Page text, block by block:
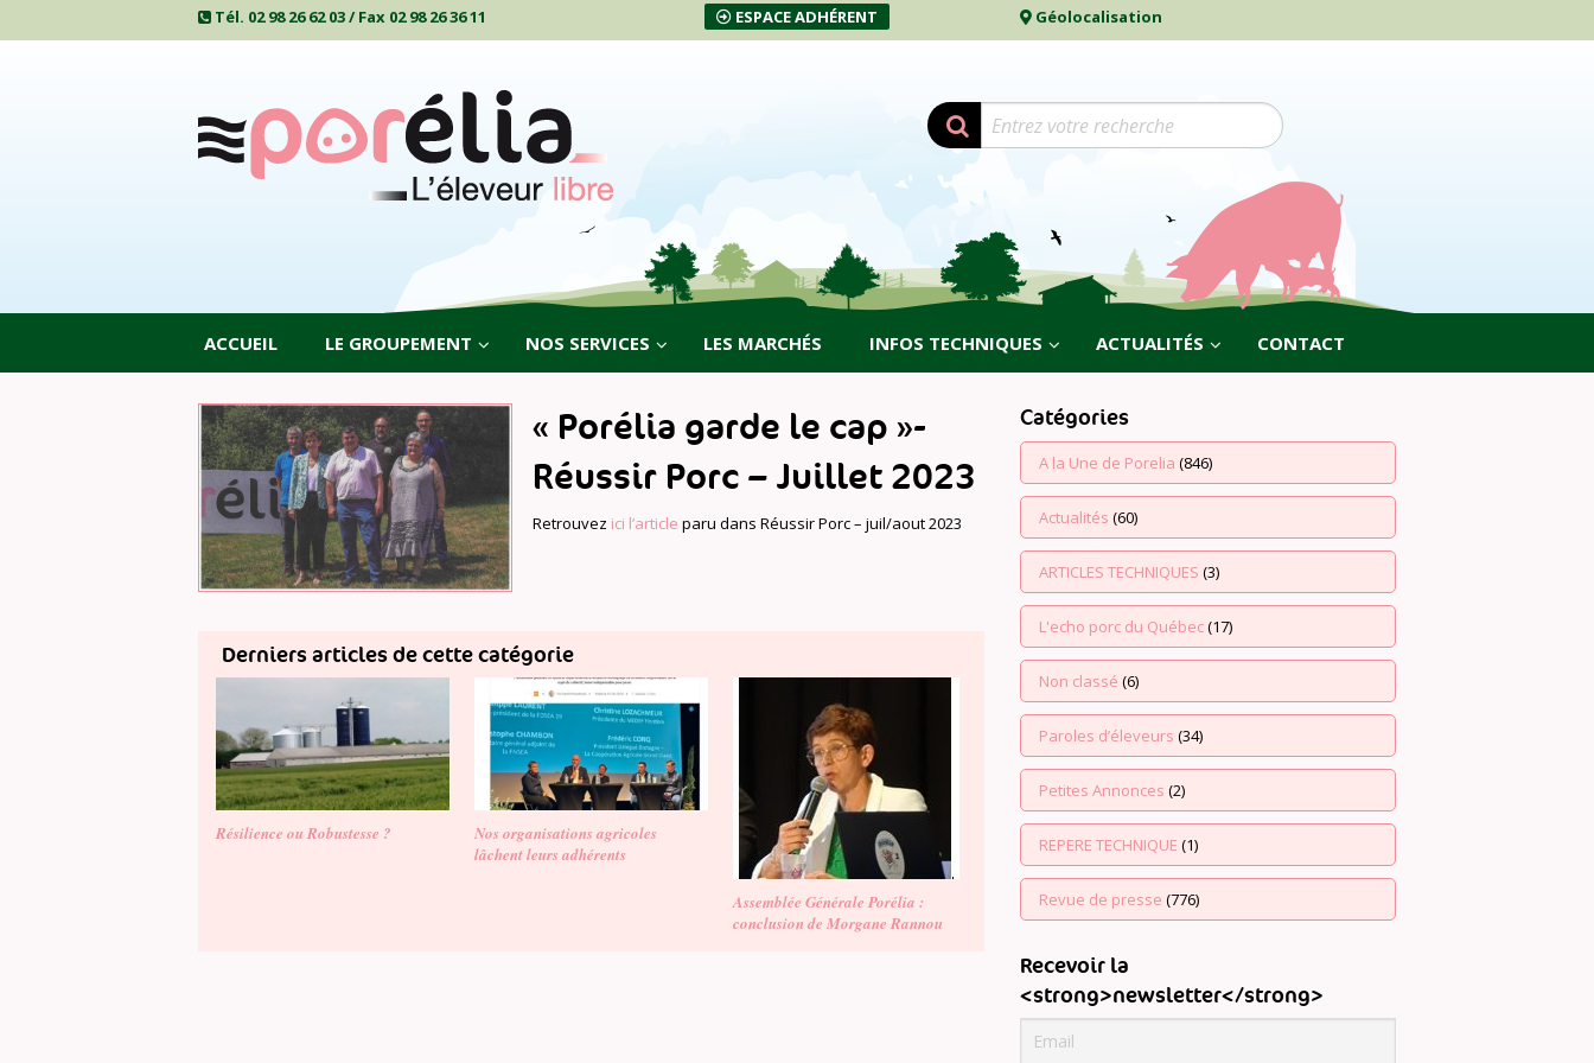
Tél. 02 98 26 62 03 / Fax 02 98 26 36 11 ESPACE ADHÉRENT Géolocalisation
ACCUEIL LE GROUPEMENT NOS SERVICES LES MARCHÉS INFOS TECHNIQUES ACTUALITÉS CONTACT
« Porélia garde le cap »-
Réussir Porc – Juillet 2023
Retrouvez ici l’article paru dans Réussir Porc – juil/aout 2023
Derniers articles de cette catégorie
Résilience ou Robustesse ?
Nos organisations agricoles
lâchent leurs adhérents
Assemblée Générale Porélia :
conclusion de Morgane Rannou
Catégories
A la Une de Porelia (846)
Actualités (60)
ARTICLES TECHNIQUES (3)
L'echo porc du Québec(17)
Non classé (6)
Paroles d’éleveurs (34)
Petites Annonces (2)
REPERE TECHNIQUE (1)
Revue de presse (776)
Recevoir la
<strong>newsletter</strong>